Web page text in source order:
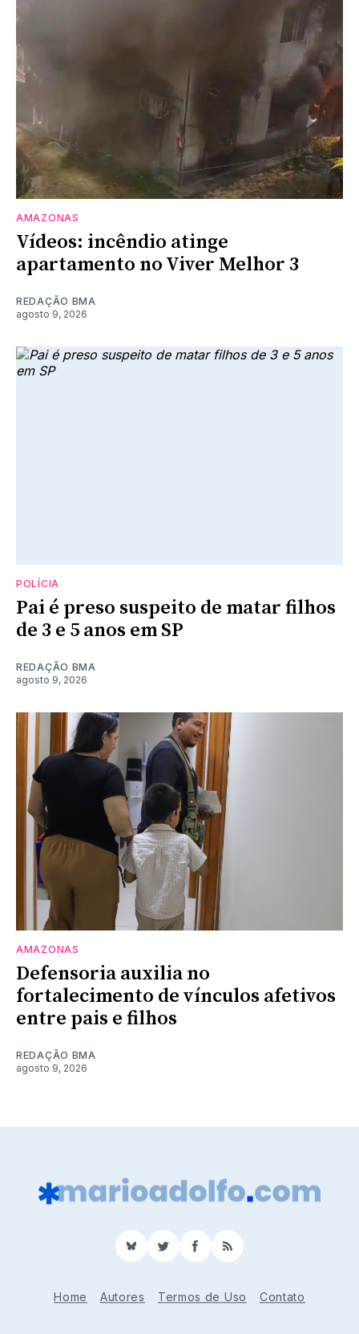
AMAZONAS
Vídeos: incêndio atinge
apartamento no Viver Melhor 3
REDAÇÃO BMA
agosto 9, 2026
POLÍCIA
Pai é preso suspeito de matar filhos
de 3 e 5 anos em SP
REDAÇÃO BMA
agosto 9, 2026
AMAZONAS
Defensoria auxilia no
fortalecimento de vínculos afetivos
entre pais e filhos
REDAÇÃO BMA
agosto 9, 2026
BlueSkyTwitterFacebook
RSS
Home Autores Termos de Uso Contato